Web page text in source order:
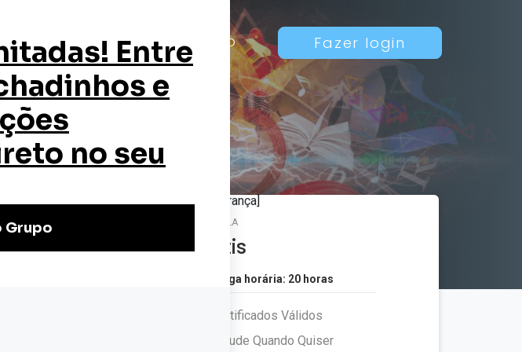
Certificado Blog Contato Fazer login
MATRÍCULA
Grátis
Carga horária: 20 horas
Certificados Válidos
Estude Quando Quiser